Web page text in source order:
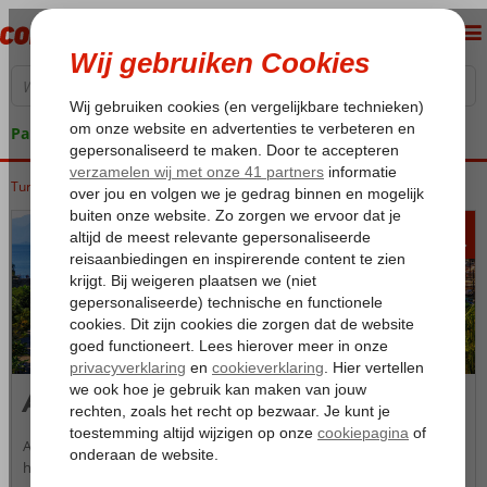
Pakketgarantie
Home
Turkije Turkse Riviera Antalya
va 293 p.p.
Antalya
Antalya, ook wel de parel van de Turkse Rivièra genoemd, is de
hoofdstad van de gelijknamige provincie. Deze grote stad ligt aan de